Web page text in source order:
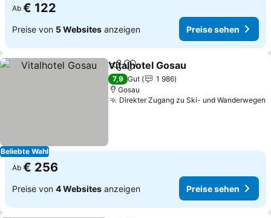
Ab € 122
Preise von 5 Websites anzeigen Preise sehen
Beliebte Wahl
TeilenZu Favoriten hinzufügen
Vitalhotel Gosau
7,9 Gut
1 986
Gosau
Direkter Zugang zu Ski- und Wanderwegen
Ab € 256
Preise von 4 Websites anzeigen Preise sehen